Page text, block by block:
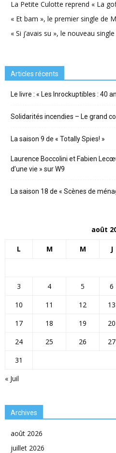
La Petite Culotte reprend « La
« Et bam », le premier single de
« Si j’avais su », le nouveau
Articles récents
Le livre : « Les Inrockuptibles : 40
Solidarités incendies – Le grand
La saison 9 de « Totally Spies! »
Laurence Boccolini et Fabien
d’une vie » sur W9
La saison 18 de « Scènes de
août
L M M J
« Juil
3
4 5 6
10
11 12 13
17
18 19 20
24
25 26 27
31
Archives
août 2026
juillet 2026